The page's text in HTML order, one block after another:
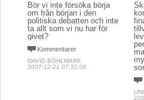
Bör vi inte försöka börja
om från början i den
politiska debatten och inte
ta allt som vi nu har för
givet?
Kommentarer
DAVID BÖHLMARK
2007-12-21 07:31:00